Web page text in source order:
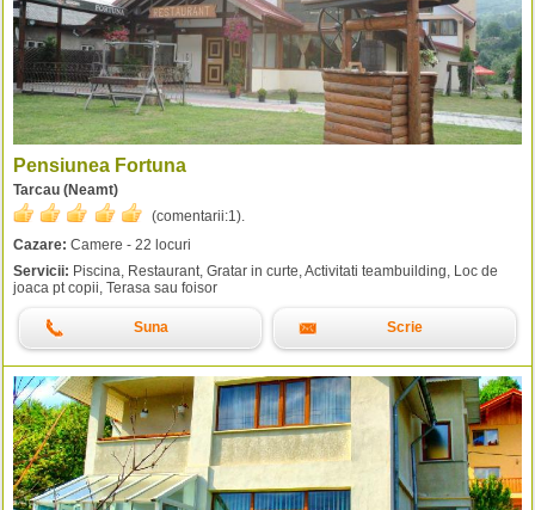
Pensiunea Fortuna
Tarcau (Neamt)
(comentarii:1).
Cazare: Camere - 22 locuri
Servicii: Piscina, Restaurant, Gratar in curte, Activitati teambuilding, Loc de
joaca pt copii, Terasa sau foisor
Suna Scrie